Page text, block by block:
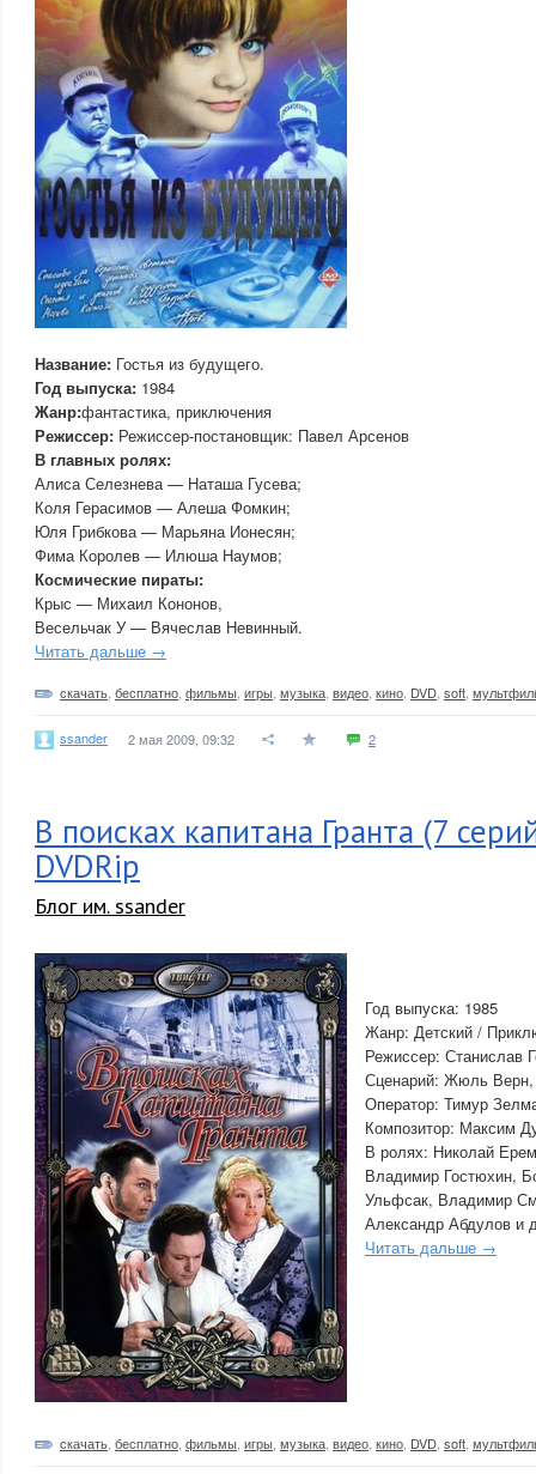
Название: Гостья из будущего.
Год выпуска: 1984
Жанр:фантастика, приключения
Режиссер: Режиссер-постановщик: Павел Арсенов
В главных ролях:
Алиса Селезнева — Наташа Гусева;
Коля Герасимов — Алеша Фомкин;
Юля Грибкова — Марьяна Ионесян;
Фима Королев — Илюша Наумов;
Космические пираты:
Крыс — Михаил Кононов,
Весельчак У — Вячеслав Невинный.
Читать дальше →
скачать бесплатно фильмы игры музыка видео кино DVD soft
ssander 2 мая 2009, 09:32 2
В поисках капитана Гранта (7
DVDRip
Блог им. ssander
Год выпуска: 1985
Жанр: Детский /
Режиссер: Станислав
Сценарий: Жюль Верн,
Оператор: Тимур
Композитор: Максим
В ролях: Николай
Владимир Гостюхин,
Ульфсак, Владимир
Александр Абдулов и
Читать дальше →
скачать бесплатно фильмы игры музыка видео кино DVD soft